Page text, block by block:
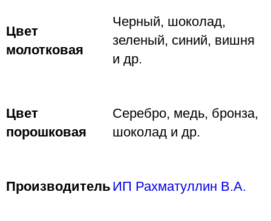
Цвет
молотковая
Черный, шоколад,
зеленый, синий, вишня
и др.
Цвет
порошковая
Серебро, медь, бронза,
шоколад и др.
Производитель ИП Рахматуллин В.А.